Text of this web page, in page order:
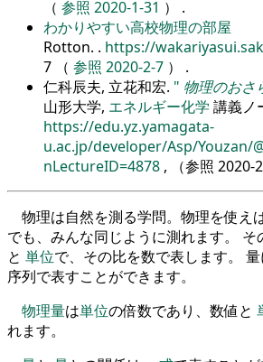
（ 参照 2020-1-31 ） .
わかりやすい高校物理の部屋
Rotton. . https://
7 （ 参照 2020-2-7 ） .
仁科辰夫, 立花和宏.
物理のおさ
山形大学, エネルギー化学 講義ノ
https://edu.yz.yamagata-
u.ac.jp/developer/Asp/Youzan/
nLectureID=4878 , （参照 2020-
物理は自然を測る学問。物理を使え
でも、みんな同じように測れます。
と 単位で、その比を数で表します。
序列で表すことができます。
物理量は単位の倍数であり、数値と
れます。